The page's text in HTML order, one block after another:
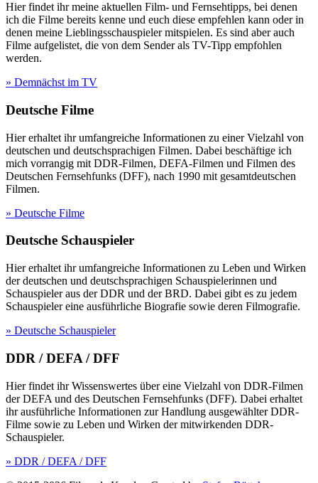
Hier findet ihr meine aktuellen Film- und Fernsehtipps, bei denen
ich die Filme bereits kenne und euch diese empfehlen kann oder in
denen meine Lieblingsschauspieler mitspielen. Es sind aber auch
Filme aufgelistet, die von dem Sender als TV-Tipp empfohlen
werden.
» Demnächst im TV
Deutsche Filme
Hier erhaltet ihr umfangreiche Informationen zu einer Vielzahl von
deutschen und deutschsprachigen Filmen. Dabei beschäftige ich
mich vorrangig mit DDR-Filmen, DEFA-Filmen und Filmen des
Deutschen Fernsehfunks (DFF), nach 1990 mit gesamtdeutschen
Filmen.
» Deutsche Filme
Deutsche Schauspieler
Hier erhaltet ihr umfangreiche Informationen zu Leben und Wirken
der deutschen und deutschsprachigen Schauspielerinnen und
Schauspieler aus der DDR und der BRD. Dabei gibt es zu jedem
Schauspieler eine ausführliche Biografie sowie deren Filmografie.
» Deutsche Schauspieler
DDR / DEFA / DFF
Hier findet ihr Wissenswertes über eine Vielzahl von DDR-Filmen
der DEFA und des Deutschen Fernsehfunks (DFF). Dabei erhaltet
ihr ausführliche Informationen zur Handlung ausgewählter DDR-
Filme sowie zu Leben und Wirken der mitwirkenden DDR-
Schauspieler.
» DDR / DEFA / DFF